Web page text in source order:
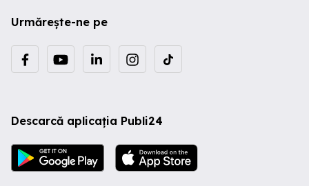
Urmărește-ne pe
Descarcă aplicația Publi24